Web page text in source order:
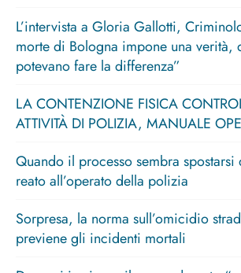
L’intervista a Gloria Gallotti,
morte di Bologna impone una verità,
potevano fare la differenza”
LA CONTENZIONE FISICA
ATTIVITÀ DI POLIZIA, MANUALE
Quando il processo sembra spostarsi
reato all’operato della polizia
Sorpresa, la norma sull’omicidio
previene gli incidenti mortali